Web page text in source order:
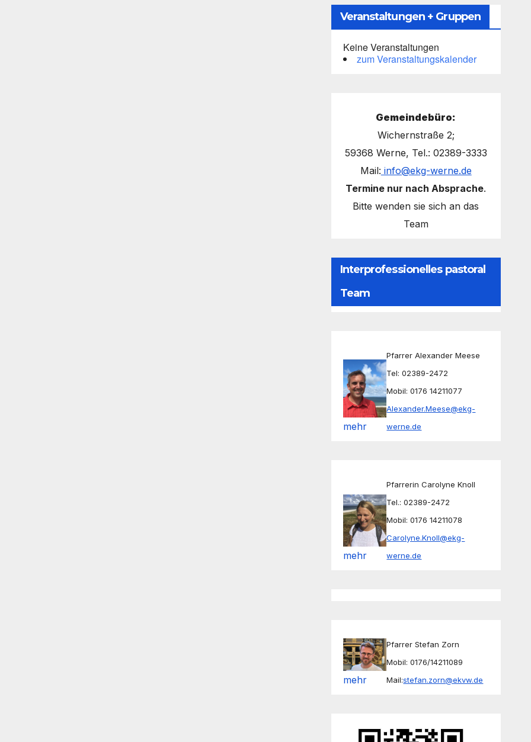
Veranstaltungen + Gruppen
Keine Veranstaltungen
zum Veranstaltungskalender
Gemeindebüro:
Wichernstraße 2;
59368 Werne, Tel.: 02389-3333
Mail: info@ekg-werne.de
Termine nur nach Absprache.
Bitte wenden sie sich an das
Team
Interprofessionelles pastoral
Team
mehr
Pfarrer Alexander Meese
Tel: 02389-2472
Mobil: 0176 14211077
Alexander.Meese@ekg-
werne.de
mehr
Pfarrerin Carolyne Knoll
Tel.: 02389-2472
Mobil: 0176 14211078
Carolyne.Knoll@ekg-
werne.de
mehr
Pfarrer Stefan Zorn
Mobil: 0176/14211089
Mail:stefan.zorn@ekvw.de